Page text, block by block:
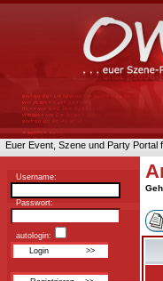
Euer Event, Szene und Party Portal
Username:
Passwort:
autologin: